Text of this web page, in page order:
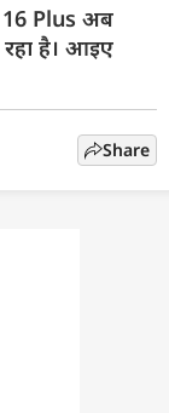
Plus अब
है। आइए
Share